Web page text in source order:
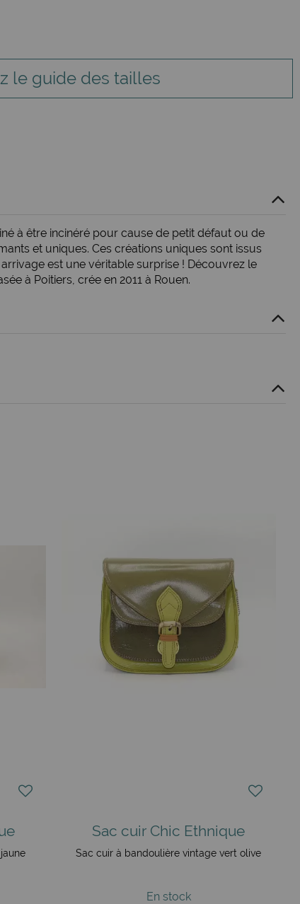
le guide des tailles
à être incinéré pour cause de petit défaut ou de
et uniques. Ces créations uniques sont issus
est une véritable surprise ! Découvrez le
à Poitiers, crée en 2011 à Rouen.
Sac cuir Chic Ethnique
Sac cuir à bandoulière vintage vert olive
En stock